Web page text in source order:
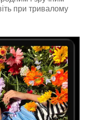
при тривалому